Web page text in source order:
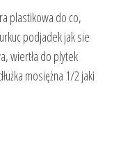
plastikowa do co,
podjadek jak sie
wiertła do plytek
mosiężna 1/2 jaki